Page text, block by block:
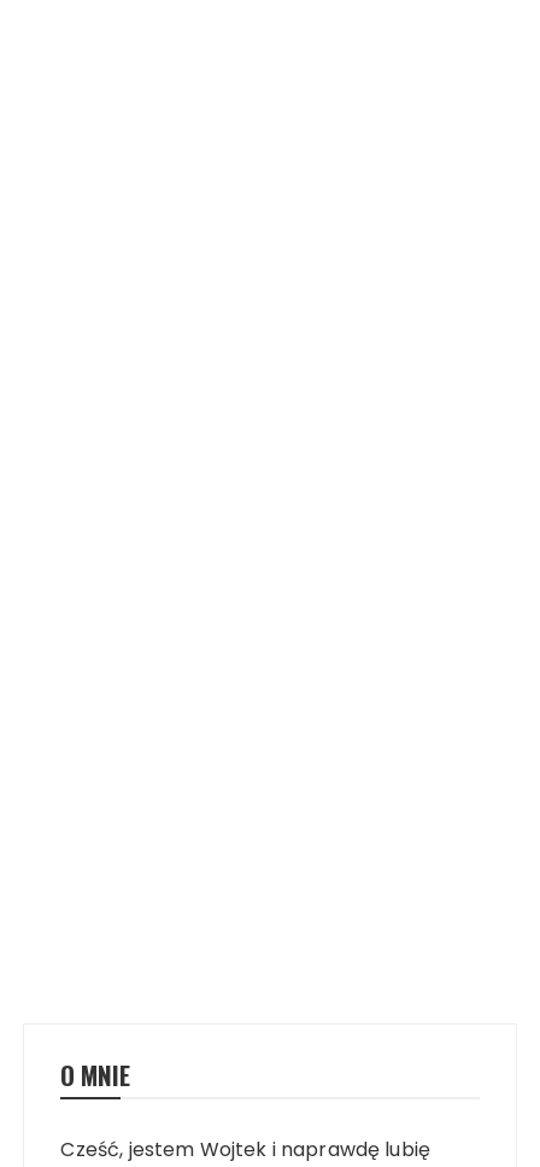
O MNIE
Cześć, jestem Wojtek i naprawdę lubię